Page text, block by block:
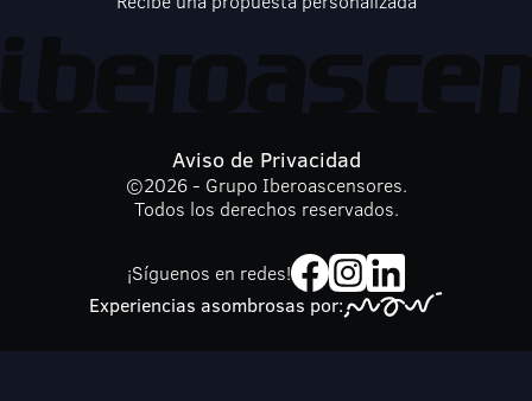
Aviso de Privacidad
©2026- Grupo Iberoascensores.
Todos los derechos reservados.
¡Síguenos en redes!
Experiencias asombrosas por: